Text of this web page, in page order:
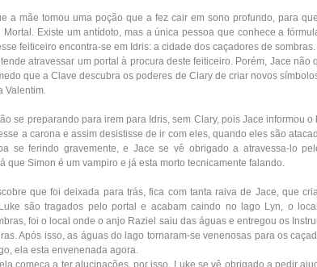
a mãe tomou uma poção que a fez cair em sono profundo, para
Mortal. Existe um antídoto, mas a única pessoa que conhece a
feiticeiro encontra-se em Idris: a cidade dos caçadores de sombras.
atravessar um portal à procura deste feiticeiro. Porém, Jace não
que a Clave descubra os poderes de Clary de criar novos
Valentim.
se preparando para irem para Idris, sem Clary, pois Jace informou
a carona e assim desistisse de ir com eles, quando eles são
se ferindo gravemente, e Jace se vê obrigado a atravessa-lo
que Simon é um vampiro e já esta morto tecnicamente falando.
que foi deixada para trás, fica com tanta raiva de Jace, que
são tragados pelo portal e acabam caindo no lago Lyn, o
foi o local onde o anjo Raziel saiu das águas e entregou os
Após isso, as águas do lago tornaram-se venenosas para os
ela esta envenenada agora.
começa a ter alucinações, por isso, Luke se vê obrigado a pedir